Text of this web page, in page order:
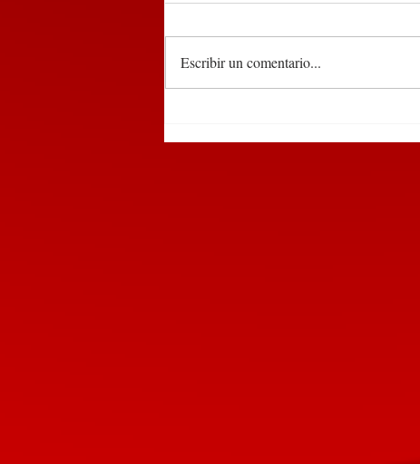
Huauchinango en encuentro
Escribir un comentario...